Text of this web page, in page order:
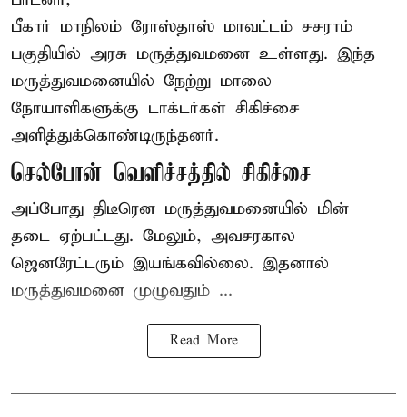
பீகார் மாநிலம் ரோஸ்தாஸ் மாவட்டம் சசராம்
பகுதியில் அரசு மருத்துவமனை உள்ளது. இந்த
மருத்துவமனையில் நேற்று மாலை
நோயாளிகளுக்கு டாக்டர்கள் சிகிச்சை
அளித்துக்கொண்டிருந்தனர்.
செல்போன் வெளிச்சத்தில் சிகிச்சை
அப்போது திடீரென மருத்துவமனையில் மின்
தடை ஏற்பட்டது. மேலும், அவசரகால
ஜெனரேட்டரும் இயங்கவில்லை. இதனால்
மருத்துவமனை முழுவதும் ...
Read More